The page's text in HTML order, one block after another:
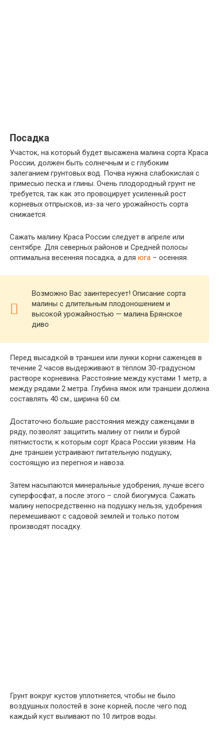
Посадка
Участок, на который будет высажена малина сорта Краса
России, должен быть солнечным и с глубоким
залеганием грунтовых вод. Почва нужна слабокислая с
примесью песка и глины. Очень плодородный грунт не
требуется, так как это провоцирует усиленный рост
корневых отпрысков, из-за чего урожайность сорта
снижается.
Сажать малину Краса России следует в апреле или
сентябре. Для северных районов и Средней полосы
оптимальна весенняя посадка, а для юга – осенняя.
Возможно Вас заинтересует! Описание сорта
малины с длительным плодоношением и
высокой урожайностью — малина Брянское
диво
Перед высадкой в траншеи или лунки корни саженцев в
течение 2 часов выдерживают в тёплом 30-градусном
растворе корневина. Расстояние между кустами 1 метр, а
между рядами 2 метра. Глубина ямок или траншеи должна
составлять 40 см., ширина 60 см.
Достаточно большие расстояния между саженцами в
ряду, позволят защитить малину от гнили и бурой
пятнистости, к которым сорт Краса России уязвим. На
дне траншеи устраивают питательную подушку,
состоящую из перегноя и навоза.
Затем насыпаются минеральные удобрения, лучше всего
суперфосфат, а после этого – слой биогумуса. Сажать
малину непосредственно на подушку нельзя, удобрения
перемешивают с садовой землей и только потом
производят посадку.
Грунт вокруг кустов уплотняется, чтобы не было
воздушных полостей в зоне корней, после чего под
каждый куст выливают по 10 литров воды.